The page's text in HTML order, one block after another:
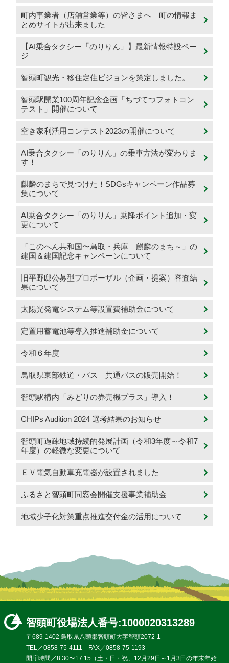
町内事業者（店舗営業等）の皆さまへ 町の情報ま
とめサイトが出来ました
【AI乗合タクシー「のりりん」】最新情報特設ペー
ジ
智頭町観光・移住定住ビジョンを策定しました。
智頭駅開業100周年記念企画「ちづてつフォトコン
テスト」開催について
空き家利活用コンテスト2023の開催について
AI乗合タクシー「のりりん」の乗車方法が変わりま
す！
麒麟のまちで見つけた！SDGsキャンペーン作品募
集について
AI乗合タクシー「のりりん」乗降ポイント追加・変
更について
「このへん共和国〜鳥取・兵庫 麒麟のまち～」の
建国＆建国記念キャンペーンについて
旧平野邸公募型プロポーザル（企画・提案）審査結
果について
太陽光発電システム等設置費補助金について
定置用蓄電池等導入推進補助金について
令和６年度
鳥取県東部鉄道・バス 共通パスの販売開始！
智頭駅構内「みどりの券売機プラス」導入！
CHIPs Audition 2024 選考結果のお知らせ
智頭町過疎地域持続的発展計画（令和3年度～令和7
年度）の軽微な変更について
ＥＶ電気自動車充電器が設置されました
ふるさと智頭町同窓会開催支援事業補助金
地域少子化対策重点推進交付金の活用について
智頭町役場法人番号:1000020313289
〒689-1402 鳥取県八頭郡智頭町大字智頭2072-1
TEL／0858-75-4111 FAX／0858-75-1193
開庁時間／8:30〜17:15（土・日・祝、12月29日～1月3日の年末年始